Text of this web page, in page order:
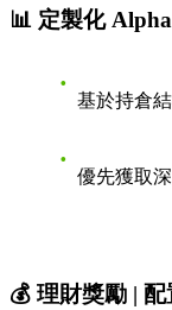
📊 定製化
基於持倉
優先獲取
💰 理財獎勵 |